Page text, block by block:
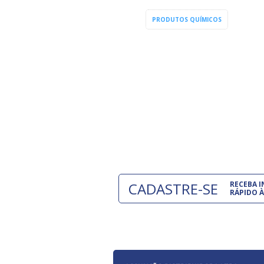
PRODUTOS QUÍMICOS
CADASTRE-SE
RECEBA
RÁPIDO